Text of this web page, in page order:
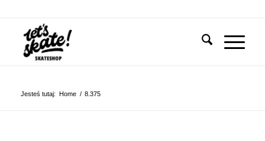
Jesteś tutaj: Home / 8.375